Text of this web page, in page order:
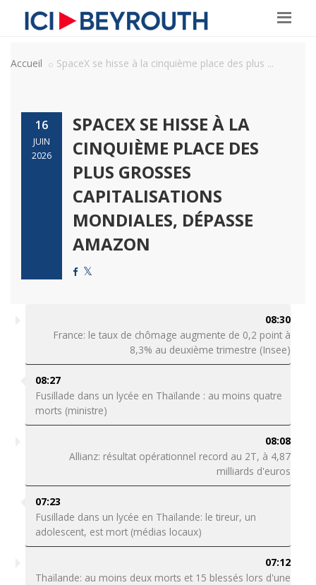
Accueil SpaceX se hisse à la cinquième place des plus ...
16
JUIN
2026
SPACEX SE HISSE À LA
CINQUIÈME PLACE DES
PLUS GROSSES
CAPITALISATIONS
MONDIALES, DÉPASSE
AMAZON
08:30
France: le taux de chômage augmente de 0,2 point à
8,3% au deuxième trimestre (Insee)
08:27
Fusillade dans un lycée en Thaïlande : au moins quatre
morts (ministre)
08:08
Allianz: résultat opérationnel record au 2T, à 4,87
milliards d'euros
07:23
Fusillade dans un lycée en Thaïlande: le tireur, un
adolescent, est mort (médias locaux)
07:12
Thaïlande: au moins deux morts et 15 blessés lors d'une